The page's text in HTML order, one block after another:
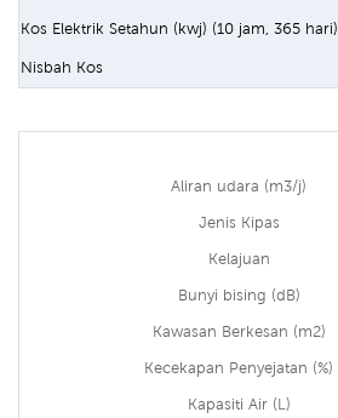
Kos Elektrik Setahun (kwj) (10 jam, 365 hari)
Nisbah Kos
Aliran udara (m3/j)
Jenis Kipas
Kelajuan
Bunyi bising (dB)
Kawasan Berkesan (m2)
Kecekapan Penyejatan (%)
Kapasiti Air (L)